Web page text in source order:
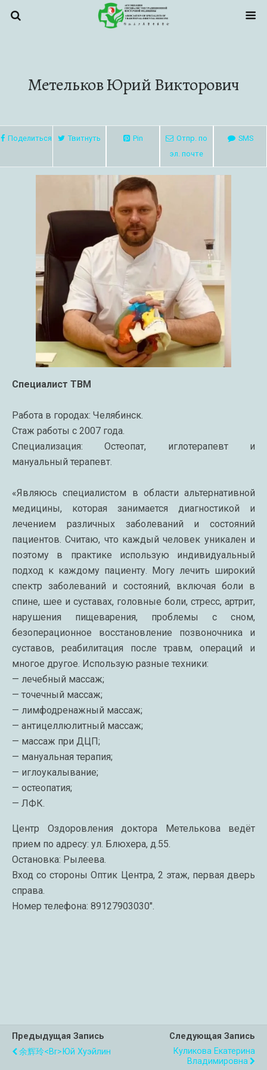
Метельков Юрий Викторович
Поделиться Твитнуть Pin
Отпр. по
эл. почте
SMS
Специалист ТВМ
Работа в городах: Челябинск.
Стаж работы с 2007 года.
Специализация: Остеопат, иглотерапевт и
мануальный терапевт.
«Являюсь специалистом в области альтернативной
медицины, которая занимается диагностикой и
лечением различных заболеваний и состояний
пациентов. Считаю, что каждый человек уникален и
поэтому в практике использую индивидуальный
подход к каждому пациенту. Могу лечить широкий
спектр заболеваний и состояний, включая боли в
спине, шее и суставах, головные боли, стресс, артрит,
нарушения пищеварения, проблемы с сном,
безоперационное восстановление позвоночника и
суставов, реабилитация после травм, операций и
многое другое. Использую разные техники:
— лечебный массаж;
— точечный массаж;
— лимфодренажный массаж;
— антицеллюлитный массаж;
— массаж при ДЦП;
— мануальная терапия;
— иглоукалывание;
— остеопатия;
— ЛФК.
Центр Оздоровления доктора Метелькова ведёт
прием по адресу: ул. Блюхера, д.55.
Остановка: Рылеева.
Вход со стороны Оптик Центра, 2 этаж, первая дверь
справа.
Номер телефона: 89127903030″.
Предыдущая Запись
余辉玲<br>Юй Хуэйлин
Следующая Запись
Куликова Екатерина
Владимировна